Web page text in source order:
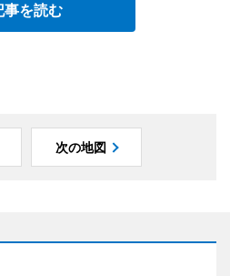
事を読む
次の地図